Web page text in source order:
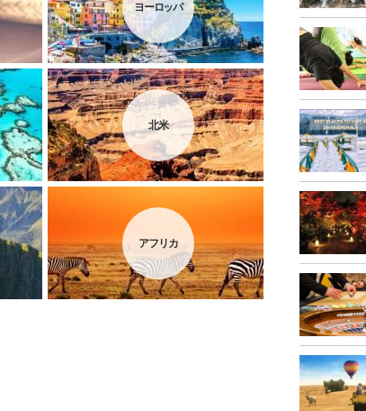
ヨーロッパ
北米
アフリカ